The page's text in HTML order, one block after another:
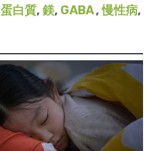
蛋白質, 鎂, GABA,慢性病,